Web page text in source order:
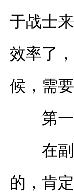
于战士
效率了
候，需
第一
在副本
的，肯